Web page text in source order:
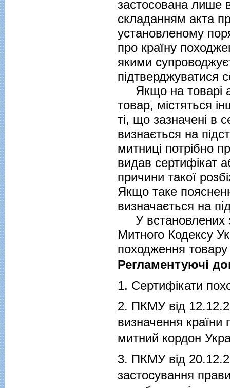
застосована лише
складанням акта
установленому
про країну
якими
пiдтверджуватися
Якщо на товарi
товар, мiстяться
тi, що зазначенi в
визнається на
митниці потрібно
видав сертифікат
причини такої
Якщо таке
визначається на
У встановлених
Митного Кодексу
походження
Регламентуючі
1. Сертифікати
2. ПКМУ вiд
визначення
митний кордон
3. ПКМУ від
застосування